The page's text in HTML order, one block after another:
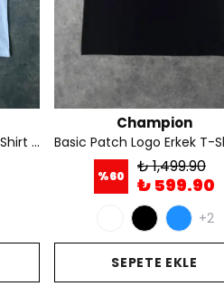
Basic Patch Logo Erkek T-Shirt - Beyaz
Champion
%60 ₺ 1,499.90
₺ 599.90
+2
SEPETE EKLE